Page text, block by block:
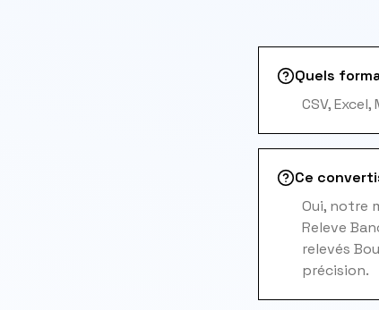
Quels
CSV,
Ce
Oui, notre
Releve
relevés
précision.